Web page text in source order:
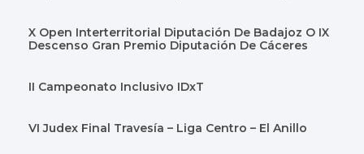
X Open Interterritorial Diputación De Badajoz O IX
Descenso Gran Premio Diputación De Cáceres
II Campeonato Inclusivo IDxT
VI Judex Final Travesía – Liga Centro – El Anillo